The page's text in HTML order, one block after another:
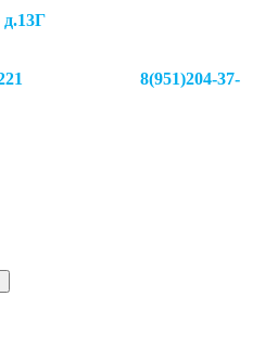
д.13Г
8(951)204-37-